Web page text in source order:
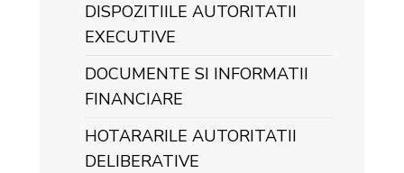
DISPOZITIILE AUTORITATII
EXECUTIVE
DOCUMENTE SI INFORMATII
FINANCIARE
HOTARARILE AUTORITATII
DELIBERATIVE